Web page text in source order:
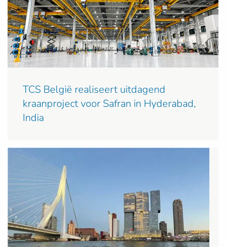
TCS België realiseert uitdagend
kraanproject voor Safran in Hyderabad,
India